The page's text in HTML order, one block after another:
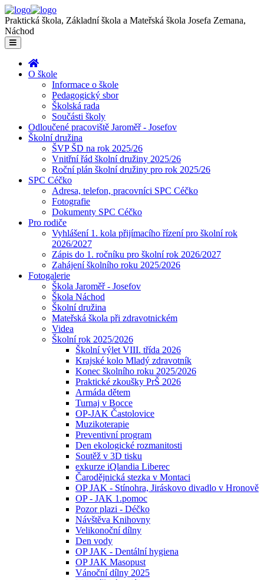
Praktická škola, Základní škola a Mateřská škola Josefa Zemana,
Náchod
O škole
Informace o škole
Pedagogický sbor
Školská rada
Součásti školy
Odloučené pracoviště Jaroměř - Josefov
Školní družina
ŠVP ŠD na rok 2025/26
Vnitřní řád školní družiny 2025/26
Roční plán školní družiny pro rok 2025/26
SPC Céčko
Adresa, telefon, pracovníci SPC Céčko
Fotografie
Dokumenty SPC Céčko
Pro rodiče
Vyhlášení 1. kola přijímacího řízení pro školní rok
2026/2027
Zápis do 1. ročníku pro školní rok 2026/2027
Zahájení školního roku 2025/2026
Fotogalerie
Škola Jaroměř - Josefov
Škola Náchod
Školní družina
Mateřská škola při zdravotnickém
Videa
Školní rok 2025/2026
Školní výlet VIII. třída 2026
Krajské kolo Mladý zdravotník
Konec školního roku 2025/2026
Praktické zkoušky PrŠ 2026
Armáda dětem
Turnaj v Bocce
OP-JAK Častolovice
Muzikoterapie
Preventivní program
Den ekologické rozmanitosti
Soutěž v 3D tisku
exkurze iQlandia Liberec
Čarodějnická stezka v Montaci
OP JAK - Stínohra, Jiráskovo divadlo v Hronově
OP - JAK 1.pomoc
Pozor plazi - Déčko
Návštěva Knihovny
Velikonoční dílny
Den vody
OP JAK - Dentální hygiena
OP JAK Masopust
Vánoční dílny 2025